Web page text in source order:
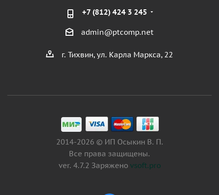
+7 (812) 424 3 245
admin@ptcomp.net
г. Тихвин, ул. Карла Маркса, 22
2014-2026 © ИП Осыкин В. П.
Все права защищены.
ver. 4.7.2 Заряжено vsoft.pro